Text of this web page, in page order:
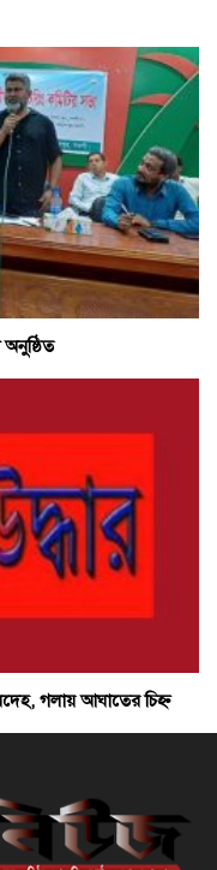
গলায় আঘাতের চিহ্ন